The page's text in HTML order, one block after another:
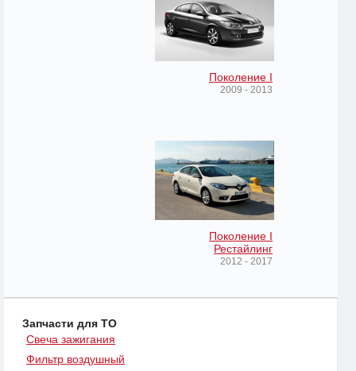
Поколение I
2009 - 2013
Поколение I
Рестайлинг
2012 - 2017
Запчасти для ТО
Свеча зажигания
Фильтр воздушный